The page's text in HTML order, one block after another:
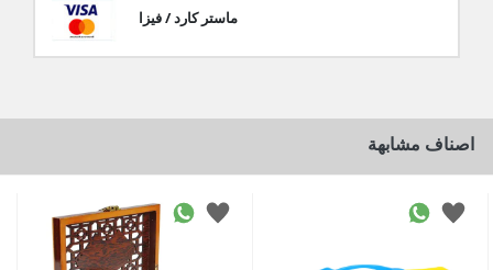
ماستر كارد / فيزا
اصناف مشابهة